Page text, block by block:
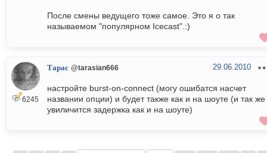
После смены ведущего тоже самое. Это я о так
называемом "популярном Icecast".:)
6245
Тарас @tarasian666 29.06.2010
настройте burst-on-connect (могу ошибатся насчет
названии опции) и будет также как и на шоуте (и так же
увиличится задержка как и на шоуте)